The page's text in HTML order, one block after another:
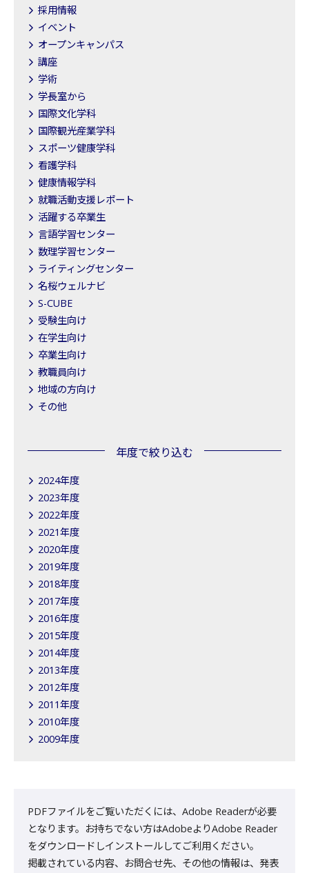
採用情報
イベント
オープンキャンパス
講座
学術
学長室から
国際文化学科
国際観光産業学科
スポーツ健康学科
看護学科
健康情報学科
就職活動支援レポート
活躍する卒業生
言語学習センター
数理学習センター
ライティングセンター
名桜ウェルナビ
S-CUBE
受験生向け
在学生向け
卒業生向け
教職員向け
地域の方向け
その他
年度で絞り込む
2024年度
2023年度
2022年度
2021年度
2020年度
2019年度
2018年度
2017年度
2016年度
2015年度
2014年度
2013年度
2012年度
2011年度
2010年度
2009年度
PDFファイルをご覧いただくには、Adobe Readerが必要
となります。お持ちでない方はAdobeよりAdobe Reader
をダウンロードしインストールしてご利用ください。
掲載されている内容、お問合せ先、その他の情報は、発表